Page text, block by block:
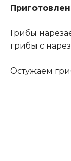
Грибы
грибы с
Остужаем